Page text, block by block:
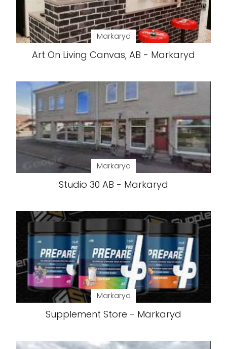
Markaryd
Art On Living Canvas, AB - Markaryd
Markaryd
Studio 30 AB - Markaryd
Markaryd
Supplement Store - Markaryd